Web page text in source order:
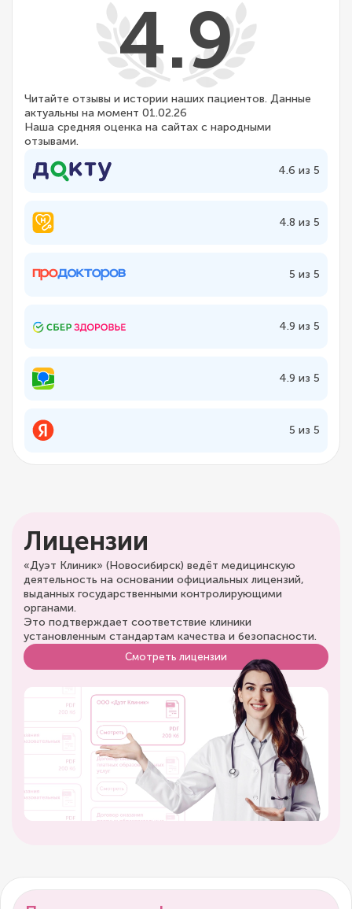
4.9
Читайте отзывы и истории наших пациентов. Данные
актуальны на момент 01.02.26
Наша средняя оценка на сайтах с народными
отзывами.
4.6 из 5
4.8 из 5
5 из 5
4.9 из 5
4.9 из 5
5 из 5
Лицензии
«Дуэт Клиник» (Новосибирск) ведёт медицинскую
деятельность на основании официальных лицензий,
выданных государственными контролирующими
органами.
Это подтверждает соответствие клиники
установленным стандартам качества и безопасности.
Смотреть лицензии